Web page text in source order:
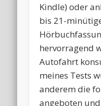
Kindle) oder
bis 21-
hervorragend
Autofahrt
meines Tests
anderem die
angeboten